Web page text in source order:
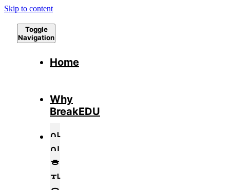
Skip to content
Toggle
Navigation
Home
Why
BreakEDU
아
이
혼
자